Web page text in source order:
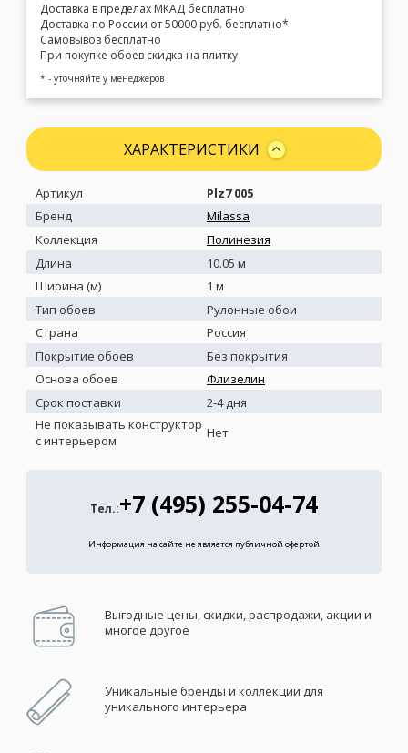
Доставка в пределах МКАД бесплатно
Доставка по России от 50000 руб. бесплатно*
Самовывоз бесплатно
При покупке обоев скидка на плитку
* - уточняйте у менеджеров
ХАРАКТЕРИСТИКИ
Артикул
Plz7 005
Бренд
Milassa
Коллекция
Полинезия
Длина
10.05 м
Ширина (м)
1 м
Тип обоев
Рулонные обои
Страна
Россия
Покрытие обоев
Без покрытия
Основа обоев
Флизелин
Срок поставки
2-4 дня
Не показывать конструктор
с интерьером
Нет
Тел.:+7 (495) 255-04-74
Информация на сайте не является публичной офертой
Выгодные цены, скидки, распродажи, акции и
многое другое
Уникальные бренды и коллекции для
уникального интерьера